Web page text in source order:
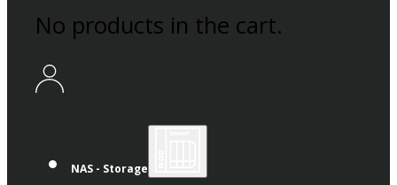
No products in the cart.
NAS - Storage